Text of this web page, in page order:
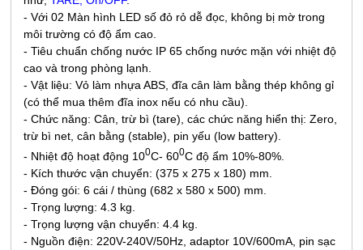
- Với 02 Màn hình LED số đỏ rỏ dễ đọc, không bị mờ trong
môi trường có độ ẩm cao.
- Tiêu chuẩn chống nước IP 65 chống nước mặn với nhiệt độ
cao và trong phòng lạnh.
- Vật liệu: Vỏ làm nhựa ABS, đĩa cân làm bằng thép không gỉ
(có thể mua thêm đĩa inox nếu có nhu cầu).
- Chức năng: Cân, trừ bì (tare), các chức năng hiển thị: Zero,
trừ bì net, cân bằng (stable), pin yếu (low battery).
- Nhiệt độ hoạt động 100C- 600C độ ẩm 10%-80%.
- Kích thước vận chuyển: (375 x 275 x 180) mm.
- Đóng gói: 6 cái / thùng (682 x 580 x 500) mm.
- Trọng lượng: 4.3 kg.
- Trọng lượng vận chuyển: 4.4 kg.
- Nguồn điện: 220V-240V/50Hz, adaptor 10V/600mA, pin sạc